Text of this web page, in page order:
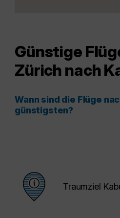
Günstige
Zürich nach
Wann sind die Flüge
günstigsten?
Traumziel